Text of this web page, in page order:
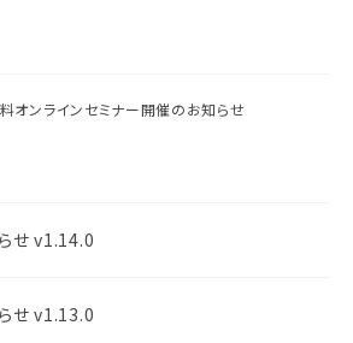
オンラインセミナー開催のお知らせ
せ v1.14.0
せ v1.13.0